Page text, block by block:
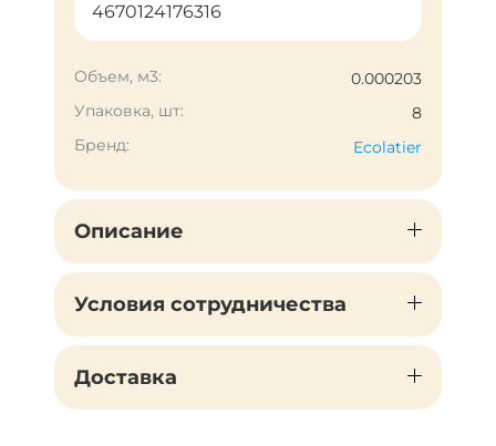
4670124176316
Объем, м3:
0.000203
Упаковка, шт:
8
Бренд:
Ecolatier
Описание
Условия сотрудничества
Доставка